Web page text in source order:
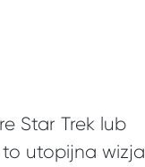
Star Trek lub
utopijna wizja